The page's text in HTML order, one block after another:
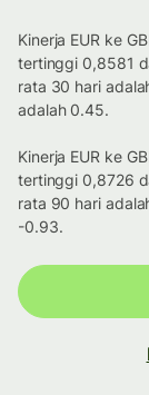
Kinerja EUR ke
tertinggi 0,8581
rata 30 hari
adalah 0.45.
Kinerja EUR ke
tertinggi 0,8726
rata 90 hari
-0.93.